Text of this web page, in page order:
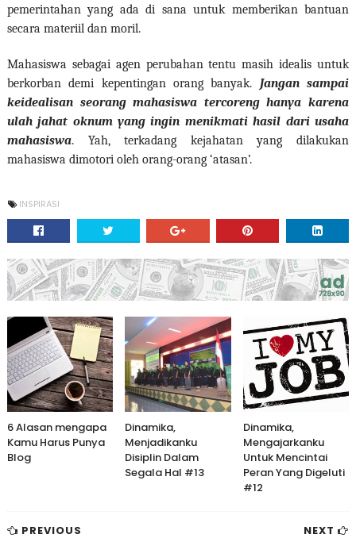
pemerintahan yang ada di sana untuk memberikan bantuan
secara materiil dan moril.
Mahasiswa sebagai agen perubahan tentu masih idealis untuk
berkorban demi kepentingan orang banyak. Jangan sampai
keidealisan seorang mahasiswa tercoreng hanya karena
ulah jahat oknum yang ingin menikmati hasil dari usaha
mahasiswa. Yah, terkadang kejahatan yang dilakukan
mahasiswa dimotori oleh orang-orang ‘atasan’.
INSPIRASI
6 Alasan mengapa
Kamu Harus Punya
Blog
Dinamika,
Menjadikanku
Disiplin Dalam
Segala Hal #13
Dinamika,
Mengajarkanku
Untuk Mencintai
Peran Yang Digeluti
#12
NEXT
PREVIOUS